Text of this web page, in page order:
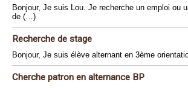
Bonjour, Je suis Lou. Je recherche un emploi ou
de (…)
Recherche de stage
Bonjour, Je suis élève alternant en 3ème
Cherche patron en alternance BP